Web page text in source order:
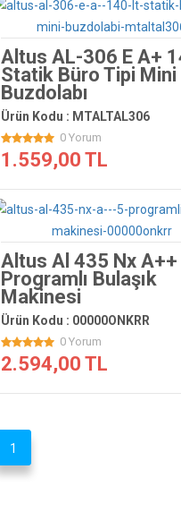
Altus AL-306 E A+
Statik Büro Tipi Mini
Buzdolabı
Ürün Kodu : MTALTAL306
0 Yorum
1.559,00 TL
Altus Al 435 Nx A++
Programlı Bulaşık
Makinesi
Ürün Kodu : 00000ONKRR
0 Yorum
2.594,00 TL
1